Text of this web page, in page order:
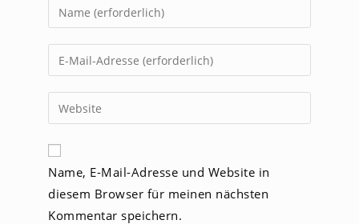
Gib
deinen
Namen
oder
zum
Kommentieren
ein
Gib
deine
E-
Mail-
zum
Kommentieren
ein
Gib
deine
Website-
URL
ein
(optional)
Name, E-Mail-Adresse und Website in
diesem Browser für meinen nächsten
Kommentar speichern.